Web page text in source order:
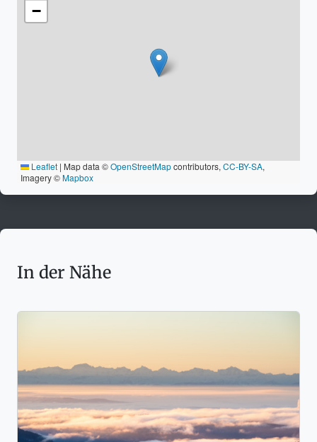
−
Leaflet | Map data ©OpenStreetMapcontributors, CC-BY-SA,
Imagery ©Mapbox
In der Nähe